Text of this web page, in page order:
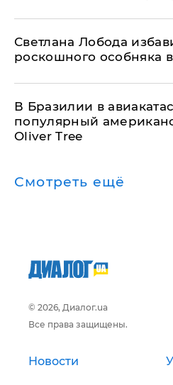
Светлана Лобода
роскошного особняка
В Бразилии в
популярный
Oliver Tree
Смотреть ещё
© 2026, Диалог.ua
Все права защищены.
Новости